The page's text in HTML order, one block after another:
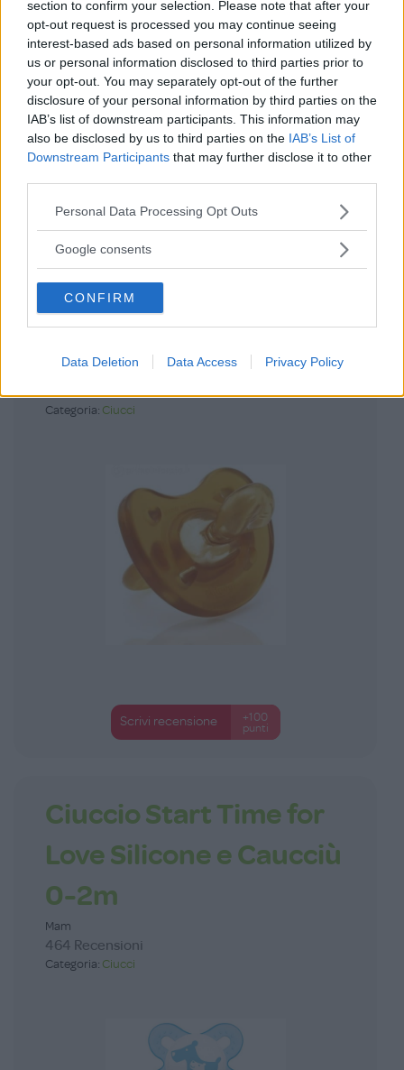
section to confirm your selection. Please note that after your
opt-out request is processed you may continue seeing
interest-based ads based on personal information utilized by
us or personal information disclosed to third parties prior to
your opt-out. You may separately opt-out of the further
disclosure of your personal information by third parties on the
IAB’s list of downstream participants. This information may
also be disclosed by us to third parties on the IAB’s List of
Downstream Participants that may further disclose it to other
Please note that this website/app uses one or more Google
not limited to your visit or usage behaviour. You may click to
use your data for below specified purposes in below Google
consent section.
Personal Data Processing Opt Outs
Google consents
CONFIRM
Data Deletion Data Access Privacy Policy
ACCEDI
Password dimenticata?
Scopri anche
Ciuccio Gommotto
Physio Soft Caucciù
713 Recensioni
Categoria: Ciucci
Scrivi recensione
+100
punti
Ciuccio Start Time for
Love Silicone e Caucciù
0-2m
Mam
464 Recensioni
Categoria: Ciucci